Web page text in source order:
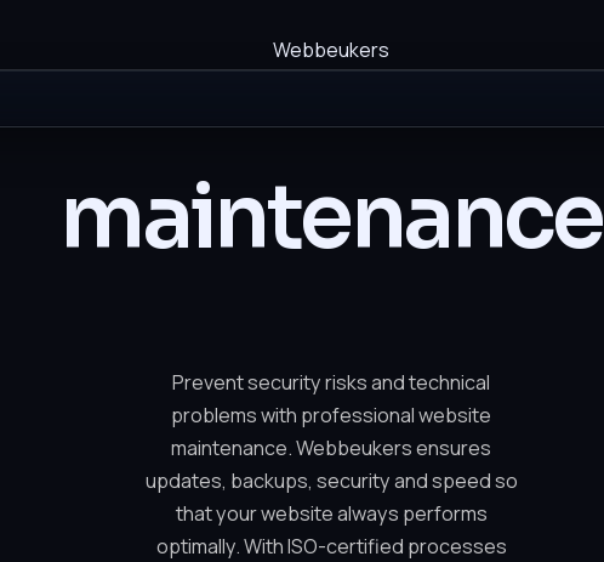
Webbeukers
maintenance
Prevent security risks and technical
problems with professional website
maintenance. Webbeukers ensures
updates, backups, security and speed so
that your website always performs
optimally. With ISO-certified processes